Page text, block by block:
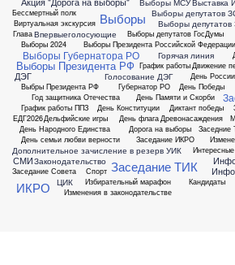
Бессмертный полк
Виртуальная экскурсия
Впервыеголосующие
Выборы
Выборы 2024
Выборы Губернатора РО
Выборы Президента РФ
Выборы Президента Российской Федерации
Выборы депутатов ГосДумы
Выборы депутатов
Выборы
Выбры Президента РФ
Глава
Год защитника Отечества
Голосование ДЭГ
Горячая линия
График работы
График работы ППЗ
Губернатор РО
ДЭГ
Движение
Дельфийские игры
День Конституции
День Народного Единства
День Памяти и Скорби
День Победы
День России
День семьи любви верности
День флага
Диктант победы
Дополнительное зачисление в резерв УИК
Дорога на выборы
Древонасаждения
ЕДГ2026
Законодательство
Заседание ИКРО
Заседание Совета Заседание ТИК
Заседние
ИКРО Избирательный марафон
Изменения в законодательстве
Кандидаты
СМИ
Спорт
ЦИК